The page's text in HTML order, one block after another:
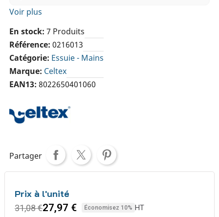
Voir plus
En stock 7 Produits
Référence 0216013
Catégorie Essuie - Mains
Marque Celtex
EAN13 8022650401060
Partager
Prix à l'unité
31,08 €27,97 € Économisez 10% HT